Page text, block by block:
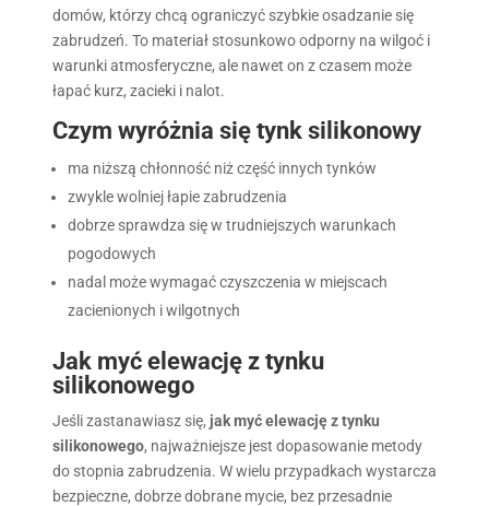
domów, którzy chcą ograniczyć szybkie osadzanie się
zabrudzeń. To materiał stosunkowo odporny na wilgoć i
warunki atmosferyczne, ale nawet on z czasem może
łapać kurz, zacieki i nalot.
Czym wyróżnia się tynk silikonowy
ma niższą chłonność niż część innych tynków
zwykle wolniej łapie zabrudzenia
dobrze sprawdza się w trudniejszych warunkach
pogodowych
nadal może wymagać czyszczenia w miejscach
zacienionych i wilgotnych
Jak myć elewację z tynku
silikonowego
Jeśli zastanawiasz się, jak myć elewację z tynku
silikonowego, najważniejsze jest dopasowanie metody
do stopnia zabrudzenia. W wielu przypadkach wystarcza
bezpieczne, dobrze dobrane mycie, bez przesadnie